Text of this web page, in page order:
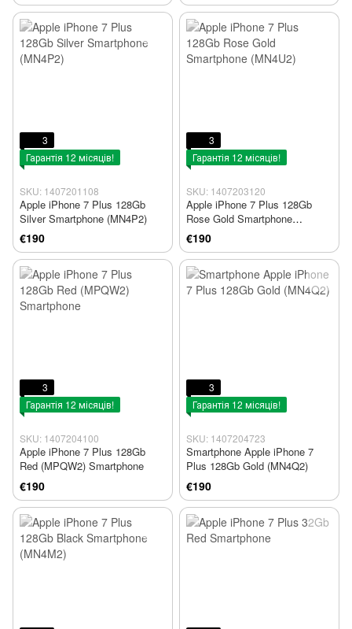
3
Гарантія 12 місяців!
SKU: 1407201108
Apple iPhone 7 Plus 128Gb
Silver Smartphone (MN4P2)
€190
3
Гарантія 12 місяців!
SKU: 1407203120
Apple iPhone 7 Plus 128Gb
Rose Gold Smartphone
(MN4U2)
€190
3
Гарантія 12 місяців!
SKU: 1407204100
Apple iPhone 7 Plus 128Gb
Red (MPQW2) Smartphone
€190
3
Гарантія 12 місяців!
SKU: 1407204723
Smartphone Apple iPhone 7
Plus 128Gb Gold (MN4Q2)
€190